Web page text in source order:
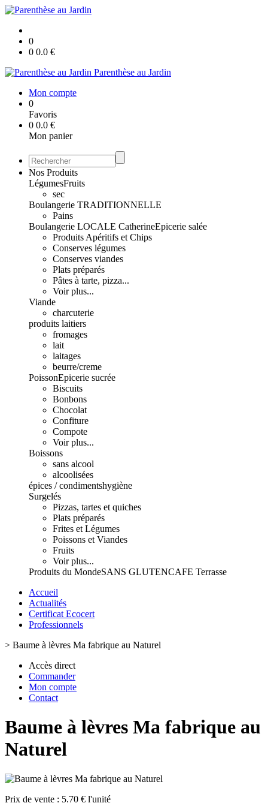
0
0 0.0 €
Parenthèse au Jardin
Mon compte
0
Favoris
0 0.0 €
Mon panier
Nos Produits
LégumesFruits
sec
Boulangerie TRADITIONNELLE
Pains
Boulangerie LOCALE CatherineEpicerie salée
Produits Apéritifs et Chips
Conserves légumes
Conserves viandes
Plats préparés
Pâtes à tarte, pizza...
Voir plus...
Viande
charcuterie
produits laitiers
fromages
lait
laitages
beurre/creme
PoissonEpicerie sucrée
Biscuits
Bonbons
Chocolat
Confiture
Compote
Voir plus...
Boissons
sans alcool
alcoolisées
épices / condimentshygiène
Surgelés
Pizzas, tartes et quiches
Plats préparés
Frites et Légumes
Poissons et Viandes
Fruits
Voir plus...
Produits du MondeSANS GLUTENCAFE Terrasse
Accueil
Actualités
Certificat Ecocert
Professionnels
> Baume à lèvres Ma fabrique au Naturel
Accès direct
Commander
Mon compte
Contact
Baume à lèvres Ma fabrique au
Naturel
Prix de vente : 5.70 € l'unité